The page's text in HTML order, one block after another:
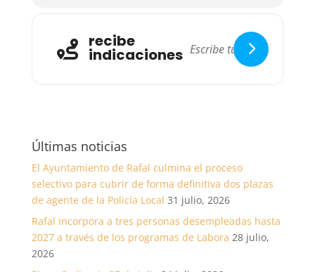
recibe
indicaciones
Últimas noticias
El Ayuntamiento de Rafal culmina el proceso
selectivo para cubrir de forma definitiva dos plazas
de agente de la Policía Local 31 julio, 2026
Rafal incorpora a tres personas desempleadas hasta
2027 a través de los programas de Labora 28 julio,
2026